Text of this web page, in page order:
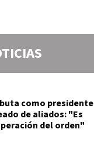
como presidente
de aliados: "Es
del orden"